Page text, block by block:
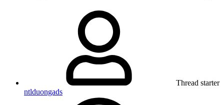
Thread starter
ntlduongads